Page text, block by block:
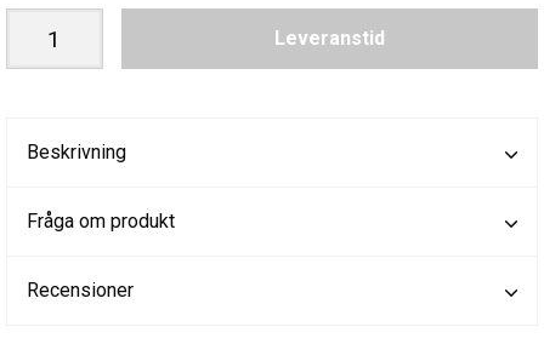
Leveranstid
Beskrivning
Fråga om produkt
Recensioner